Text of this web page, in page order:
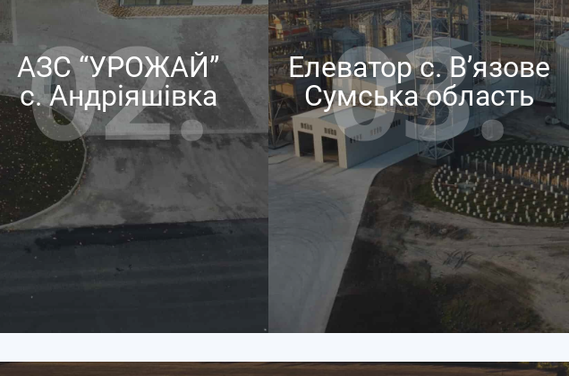
АЗС “УРОЖАЙ”
с. Андріяшівка​
02.
Елеватор с. В’язове
Сумська область​
03.